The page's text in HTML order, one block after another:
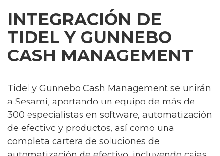
INTEGRACIÓN DE
TIDEL Y GUNNEBO
CASH MANAGEMENT
Tidel y Gunnebo Cash Management se unirán
a Sesami, aportando un equipo de más de
300 especialistas en software, automatización
de efectivo y productos, así como una
completa cartera de soluciones de